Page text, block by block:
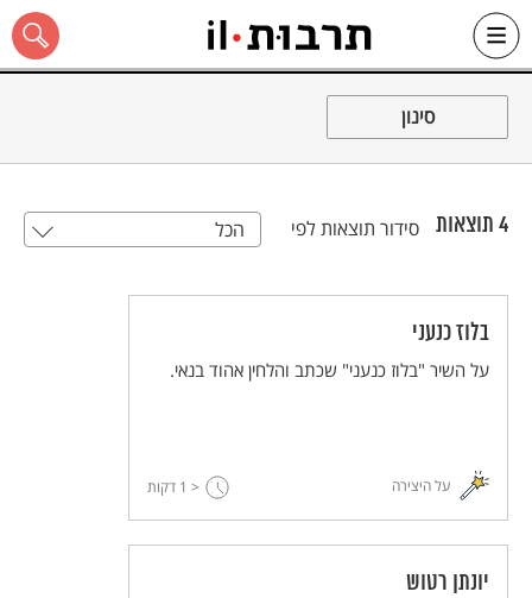
Skip
כל האתר
סינון
4 תוצאות סידור תוצאות לפי הכל
בלוז כנעני
על השיר "בלוז כנעני" שכתב והלחין אהוד בנאי.
על היצירה < 1 דקות
יונתן רטוש